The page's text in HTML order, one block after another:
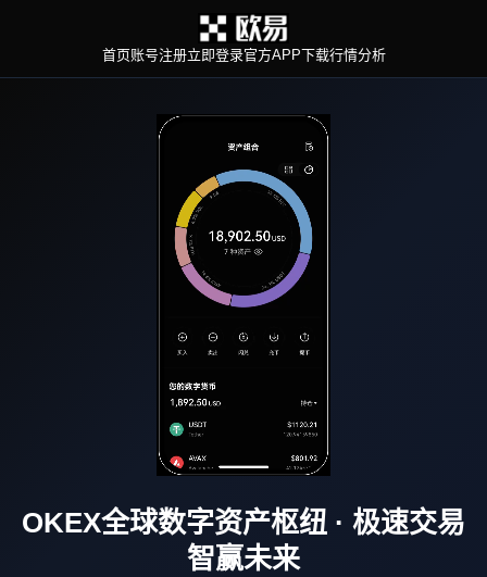
首页账号注册立即登录官方APP下载行情分析
OKEX全球数字资产枢纽 · 极速交易
智赢未来